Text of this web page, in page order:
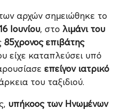
αρχών σημειώθηκε το
Ιουνίου, στο λιμάνι του
85χρονος επιβάτης
είχε καταπλεύσει υπό
επείγον ιατρικό
του ταξιδιού.
υπήκοος των Ηνωμένων